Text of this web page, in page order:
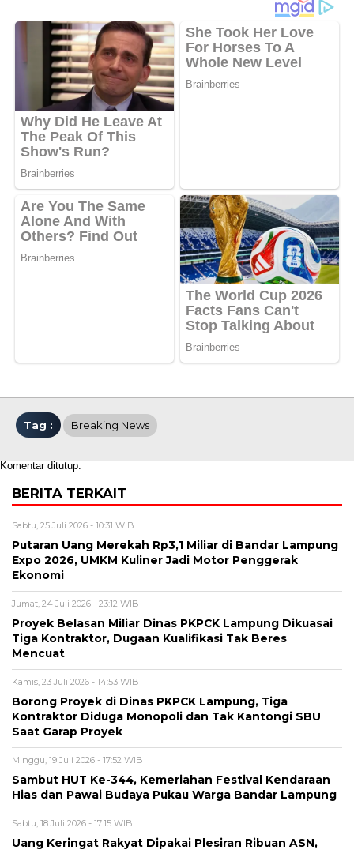
Tag : Breaking News
Komentar ditutup.
BERITA TERKAIT
Sabtu, 25 Juli 2026 - 10:31 WIB
Putaran Uang Merekah Rp3,1 Miliar di Bandar Lampung
Expo 2026, UMKM Kuliner Jadi Motor Penggerak
Ekonomi
Jumat, 24 Juli 2026 - 23:12 WIB
Proyek Belasan Miliar Dinas PKPCK Lampung Dikuasai
Tiga Kontraktor, Dugaan Kualifikasi Tak Beres
Mencuat
Kamis, 23 Juli 2026 - 14:53 WIB
Borong Proyek di Dinas PKPCK Lampung, Tiga
Kontraktor Diduga Monopoli dan Tak Kantongi SBU
Saat Garap Proyek
Minggu, 19 Juli 2026 - 17:52 WIB
Sambut HUT Ke-344, Kemeriahan Festival Kendaraan
Hias dan Pawai Budaya Pukau Warga Bandar Lampung
Sabtu, 18 Juli 2026 - 17:15 WIB
Uang Keringat Rakyat Dipakai Plesiran Ribuan ASN,